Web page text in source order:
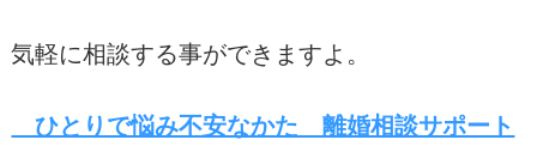
気軽に相談する事ができますよ。
ひとりで悩み不安なかた 離婚相談サポート